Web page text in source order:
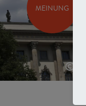
MEINUNG
©